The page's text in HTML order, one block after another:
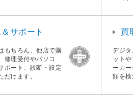
サポート
もちろん、他店で購
修理受付やパソコ
ポート、診断・設定
だけます。
買
デジ
ット
ーカ
額を検